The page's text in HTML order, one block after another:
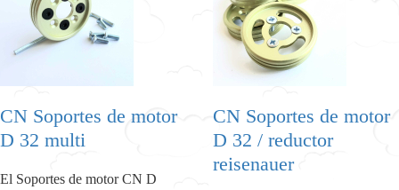
CN Soportes de motor
D 32 multi
El Soportes de motor CN D
CN Soportes de motor
D 32 / reductor
reisenauer